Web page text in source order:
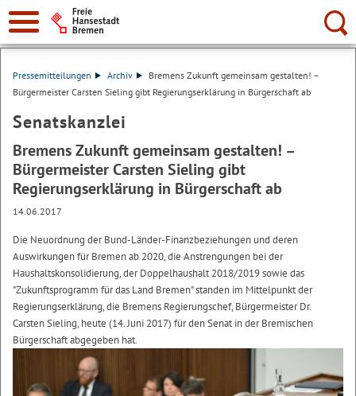
Suche:
Pressemitteilungen Archiv
Bremens Zukunft gemeinsam gestalten! –
Bürgermeister Carsten Sieling gibt Regierungserklärung in Bürgerschaft ab
Senatskanzlei
Bremens Zukunft gemeinsam gestalten! –
Bürgermeister Carsten Sieling gibt
Regierungserklärung in Bürgerschaft ab
14.06.2017
Die Neuordnung der Bund-Länder-Finanzbeziehungen und deren
Auswirkungen für Bremen ab 2020, die Anstrengungen bei der
Haushaltskonsolidierung, der Doppelhaushalt 2018/2019 sowie das
"Zukunftsprogramm für das Land Bremen" standen im Mittelpunkt der
Regierungserklärung, die Bremens Regierungschef, Bürgermeister Dr.
Carsten Sieling, heute (14. Juni 2017) für den Senat in der Bremischen
Bürgerschaft abgegeben hat.